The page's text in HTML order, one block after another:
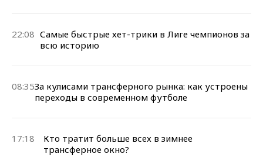
22:08 Самые быстрые хет-трики в Лиге чемпионов за
всю историю
08:35За кулисами трансферного рынка: как устроены
переходы в современном футболе
17:18
Кто тратит больше всех в зимнее
трансферное окно?